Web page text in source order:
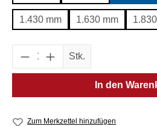
1.430 mm 1.630 mm
Produkt Anzahl: Gib
Stk.
In den
Zum Merkzettel hinzufügen